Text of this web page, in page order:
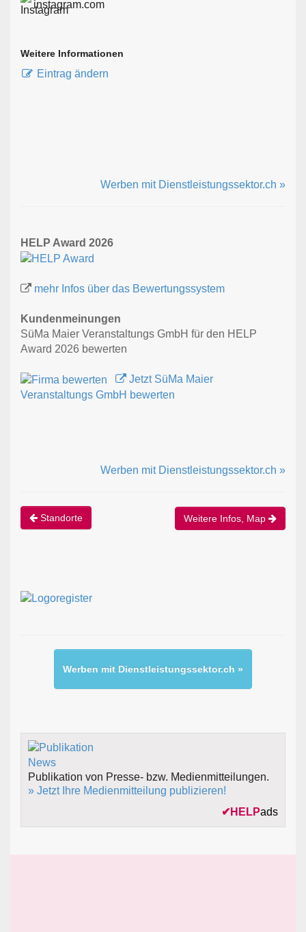
instagram.com
Weitere Informationen
Eintrag ändern
Werben mit Dienstleistungssektor.ch »
HELP Award 2026
mehr Infos über das Bewertungssystem
Kundenmeinungen
SüMa Maier Veranstaltungs GmbH für den HELP
Award 2026 bewerten
Jetzt SüMa Maier
Veranstaltungs GmbH bewerten
Werben mit Dienstleistungssektor.ch »
Standorte Weitere Infos, Map
Werben mit Dienstleistungssektor.ch »
Publikation von Presse- bzw. Medienmitteilungen.
» Jetzt Ihre Medienmitteilung publizieren!
✔ HELPads